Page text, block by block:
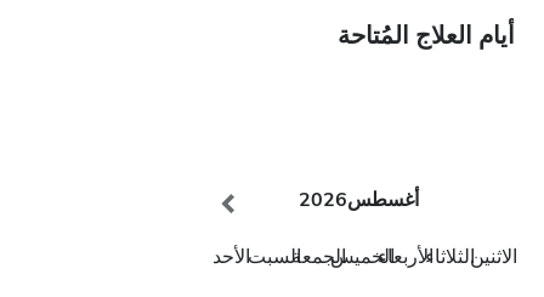
أيام العلاج المُتاحة
أغسطس2026
الاثنينالثلاثاءالأربعاءالخميسالجمعةالسبتالأحد